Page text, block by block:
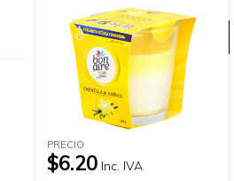
Ver categorías
PRECIO
$6.20 Inc. IVA